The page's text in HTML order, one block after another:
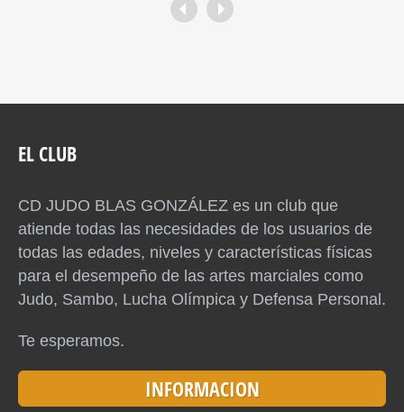
EL CLUB
CD JUDO BLAS GONZÁLEZ es un club que
atiende todas las necesidades de los usuarios de
todas las edades, niveles y características físicas
para el desempeño de las artes marciales como
Judo, Sambo, Lucha Olímpica y Defensa Personal.
Te esperamos.
INFORMACION